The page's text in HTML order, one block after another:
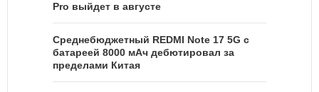
Pro выйдет в августе
Среднебюджетный REDMI Note 17 5G с
батареей 8000 мАч дебютировал за
пределами Китая